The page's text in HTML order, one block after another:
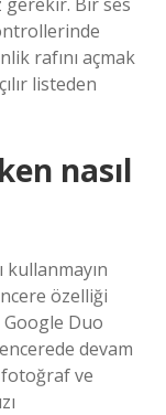
rafını açmak
listeden
nasıl
kullanmayın
özelliği
Duo
devam
fotoğraf ve